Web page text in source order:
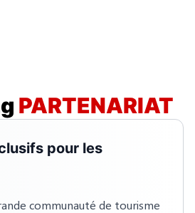
PARTENARIAT
pour les
communauté de tourisme